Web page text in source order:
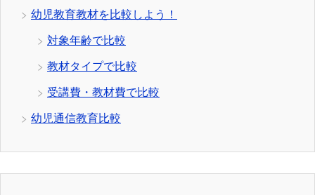
幼児教育教材を比較しよう！
対象年齢で比較
教材タイプで比較
受講費・教材費で比較
幼児通信教育比較